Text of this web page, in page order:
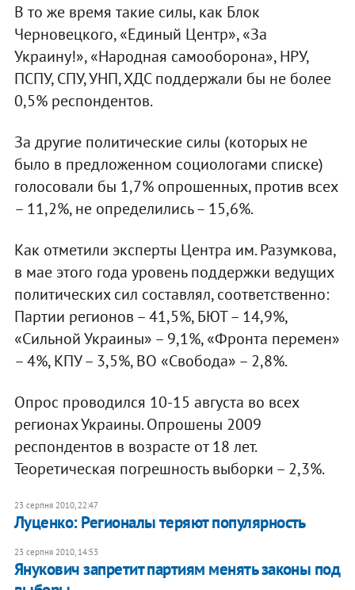
В то же время такие силы, как Блок
Черновецкого, «Единый Центр», «За
Украину!», «Народная самооборона», НРУ,
ПСПУ, СПУ, УНП, ХДС поддержали бы не более
0,5% респондентов.
За другие политические силы (которых не
было в предложенном социологами списке)
голосовали бы 1,7% опрошенных, против всех
– 11,2%, не определились – 15,6%.
Как отметили эксперты Центра им. Разумкова,
в мае этого года уровень поддержки ведущих
политических сил составлял, соответственно:
Партии регионов – 41,5%, БЮТ – 14,9%,
«Сильной Украины» – 9,1%, «Фронта перемен»
– 4%, КПУ – 3,5%, ВО «Свобода» – 2,8%.
Опрос проводился 10-15 августа во всех
регионах Украины. Опрошены 2009
респондентов в возрасте от 18 лет.
Теоретическая погрешность выборки – 2,3%.​
23 серпня 2010, 22:47
Луценко: Регионалы теряют популярность
23 серпня 2010, 14:53
Янукович запретит партиям менять законы под